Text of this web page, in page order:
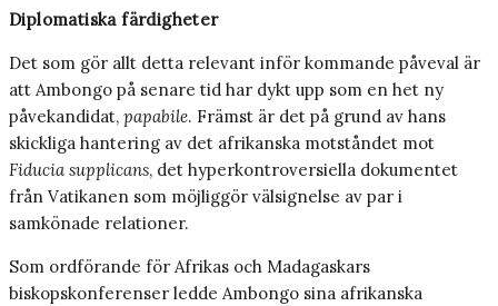
Diplomatiska färdigheter
Det som gör allt detta relevant inför kommande påveval är
att Ambongo på senare tid har dykt upp som en het ny
påvekandidat, papabile. Främst är det på grund av hans
skickliga hantering av det afrikanska motståndet mot
Fiducia supplicans, det hyperkontroversiella dokumentet
från Vatikanen som möjliggör välsignelse av par i
samkönade relationer.
Som ordförande för Afrikas och Madagaskars
biskopskonferenser ledde Ambongo sina afrikanska